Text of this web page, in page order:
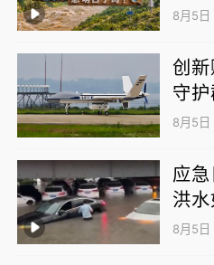
8月5
创
守
8月5
应
洪
8月5